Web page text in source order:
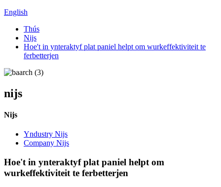
English
Thús
Nijs
Hoe't in ynteraktyf plat paniel helpt om wurkeffektiviteit te
ferbetterjen
nijs
Nijs
Yndustry Nijs
Company Nijs
Hoe't in ynteraktyf plat paniel helpt om
wurkeffektiviteit te ferbetterjen